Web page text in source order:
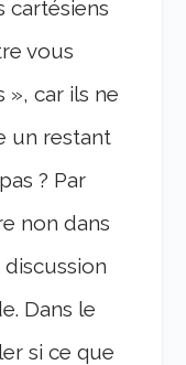
cartésiens
vous
car ils ne
un restant
? Par
non dans
Dans le
si ce que